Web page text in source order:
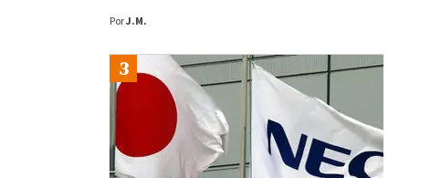
PorJ.M.